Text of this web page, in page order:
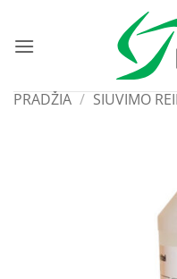
content
PRADŽIA / SIUVIMO